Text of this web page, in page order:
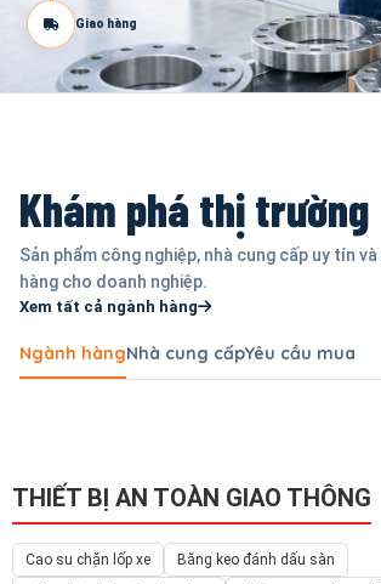
Giao hàng
Khám phá thị trường
Sản phẩm công nghiệp, nhà cung cấp uy tín và
hàng cho doanh nghiệp.
Xem tất cả ngành hàng
Ngành hàngNhà cung cấpYêu cầu mua
THIẾT BỊ AN TOÀN GIAO THÔNG
Cao su chặn lốp xe
Băng keo đánh dấu sàn